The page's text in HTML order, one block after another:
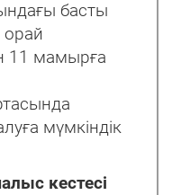
басты
орай
11 мамырға
мүмкіндік
кестесі